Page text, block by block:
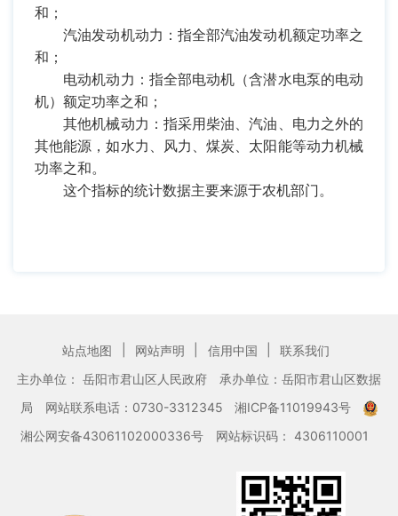
和；
汽油发动机动力：指全部汽油发动机额定功率之
和；
电动机动力：指全部电动机（含潜水电泵的电动
机）额定功率之和；
其他机械动力：指采用柴油、汽油、电力之外的
其他能源，如水力、风力、煤炭、太阳能等动力机械
功率之和。
这个指标的统计数据主要来源于农机部门。
站点地图 网站声明 信用中国
联系我们
主办单位： 岳阳市君山区人民政府
承办单位：岳阳市君山区数据
局
网站联系电话：0730-3312345
湘ICP备11019943号
湘公网安备43061102000336号
网站标识码： 4306110001